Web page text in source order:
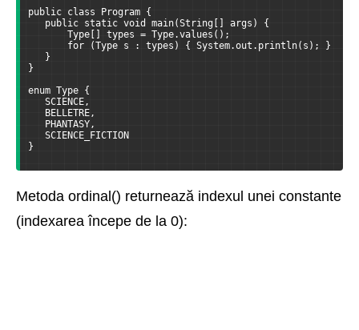
public class Program {
public static void main(String[] args) {
Type[] types = Type.values();
for (Type s : types) { System.out.println(s); }
}
}
enum Type {
SCIENCE,
BELLETRE,
PHANTASY,
SCIENCE_FICTION
}
Metoda ordinal() returnează indexul unei constante
(indexarea începe de la 0):